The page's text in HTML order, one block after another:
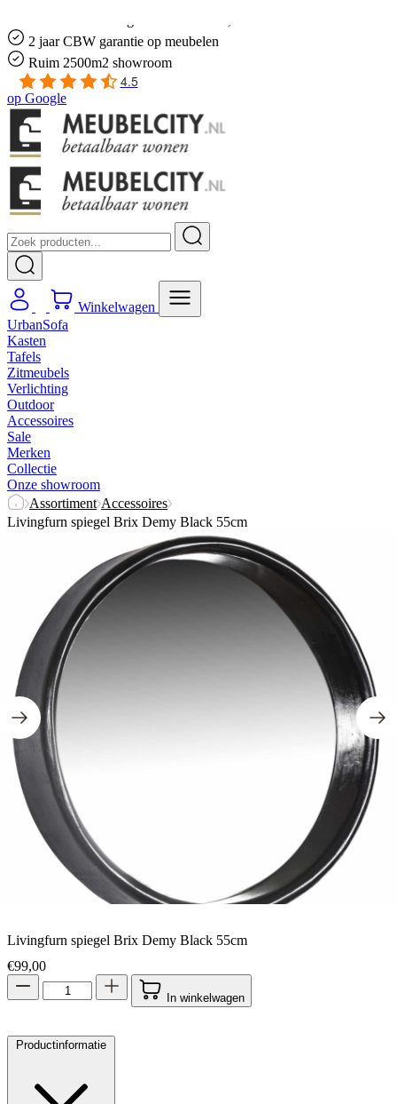
2 jaar CBW garantie op meubelen
Ruim 2500m2 showroom
4.5
op Google
Winkelwagen
UrbanSofa
Kasten
Tafels
Zitmeubels
Verlichting
Outdoor
Accessoires
Sale
Merken
Collectie
Onze showroom
Assortiment Accessoires
Livingfurn spiegel Brix Demy Black 55cm
Livingfurn spiegel Brix Demy Black 55cm
€99,00
In winkelwagen
Productinformatie